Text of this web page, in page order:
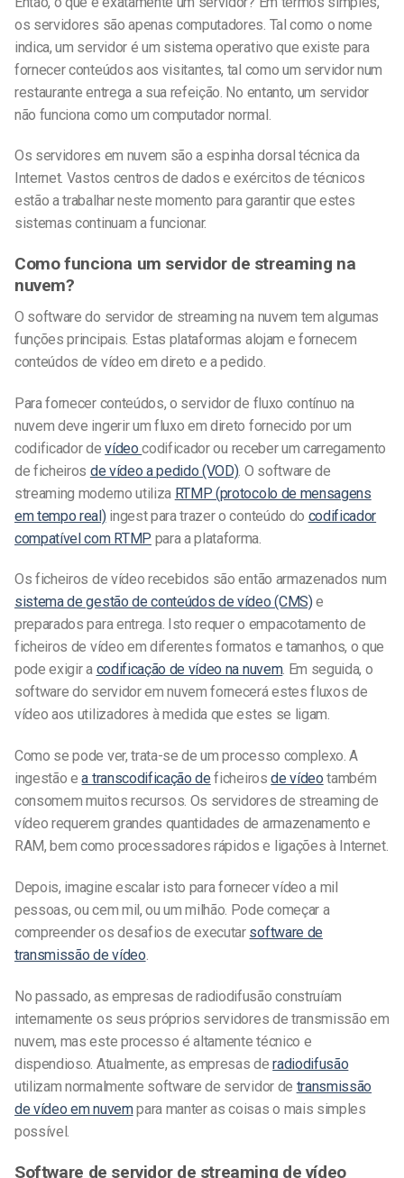
os servidores são apenas computadores. Tal como o nome
indica, um servidor é um sistema operativo que existe para
fornecer conteúdos aos visitantes, tal como um servidor num
restaurante entrega a sua refeição. No entanto, um servidor
não funciona como um computador normal.
Os servidores em nuvem são a espinha dorsal técnica da
Internet. Vastos centros de dados e exércitos de técnicos
estão a trabalhar neste momento para garantir que estes
sistemas continuam a funcionar.
Como funciona um servidor de streaming na
nuvem?
O software do servidor de streaming na nuvem tem algumas
funções principais. Estas plataformas alojam e fornecem
conteúdos de vídeo em direto e a pedido.
Para fornecer conteúdos, o servidor de fluxo contínuo na
nuvem deve ingerir um fluxo em direto fornecido por um
codificador devídeocodificadorou receber um carregamento
de ficheiros de vídeo a pedido (VOD). O software de
streaming moderno utiliza RTMP (protocolo de mensagens
em tempo real)ingest para trazer o conteúdo do codificador
compatível com RTMP para a plataforma.
Os ficheiros de vídeo recebidos são então armazenados num
sistema de gestão de conteúdos de vídeo (CMS)e
preparados para entrega. Isto requer o empacotamento de
ficheiros de vídeo em diferentes formatos e tamanhos, o que
pode exigir a codificação de vídeo na nuvem. Em seguida, o
software do servidor em nuvem fornecerá estes fluxos de
vídeo aos utilizadores à medida que estes se ligam.
Como se pode ver, trata-se de um processo complexo. A
ingestão ea transcodificação de ficheirosde vídeo também
consomem muitos recursos. Os servidores de streaming de
vídeo requerem grandes quantidades de armazenamento e
RAM, bem como processadores rápidos e ligações à Internet.
Depois, imagine escalar isto para fornecer vídeo a mil
pessoas, ou cem mil, ou um milhão. Pode começar a
compreender os desafios de executar software de
transmissão de vídeo.
No passado, as empresas de radiodifusão construíam
internamente os seus próprios servidores de transmissão em
nuvem, mas este processo é altamente técnico e
dispendioso. Atualmente, as empresas deradiodifusão
utilizam normalmente software de servidor de transmissão
de vídeo em nuvempara manter as coisas o mais simples
possível.
Software de servidor de streaming de vídeo